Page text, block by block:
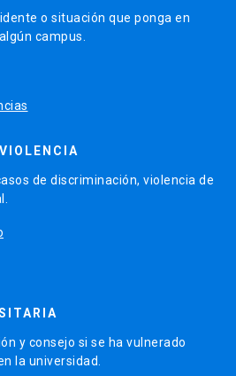
o situación que ponga en
campus.
de discriminación, violencia de
y consejo si se ha vulnerado
la universidad.